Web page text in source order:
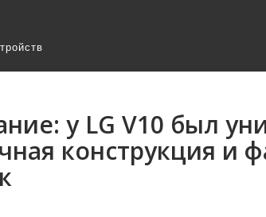
у LG V10 был
конструкция и